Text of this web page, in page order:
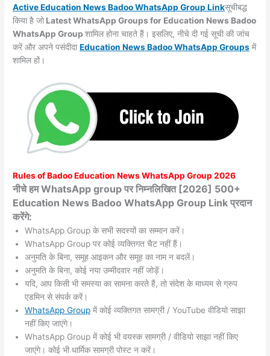
Active Education News Badoo WhatsApp Group Linkसूचीबद्ध
किया है जो Latest WhatsApp Groups for Education News Badoo
WhatsApp Groupशामिल होना चाहते हैं। इसलिए, नीचे दी गई सूची की जांच
करें और अपने पसंदीदाEducation News Badoo WhatsAppGroups में
शामिल हों।
Rules ofBadooEducation News WhatsApp Group 2026
नीचे हम WhatsApp group पर निम्नलिखित [2026] 500+
Education News Badoo WhatsApp Group Link प्रदान
करेंगे:
WhatsApp Group के सभी सदस्यों का सम्मान करें।
WhatsApp Group पर कोई व्यक्तिगत चैट नहीं हैं।
अनुमति के बिना, समूह आइकन और समूह का नाम न बदलें।
अनुमति के बिना, कोई नया उम्मीदवार नहीं जोड़ें।
यदि, आप किसी भी समस्या का सामना करते हैं, तो संदेश के माध्यम से ग्रुप
एडमिन से संपर्क करें।
WhatsApp Group में कोई व्यक्तिगत सामग्री / YouTube वीडियो साझा
नहीं किए जाएंगे।
WhatsApp Group में कोई भी वयस्क सामग्री / वीडियो साझा नहीं किए
जाएंगे। कोई भी धार्मिक सामग्री पोस्ट न करें।